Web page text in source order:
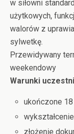
w siłowni
użytkowych,
walorów z
sylwetkę.
Przewidywany
weekendowy
Warunki
ukończone
złożenie